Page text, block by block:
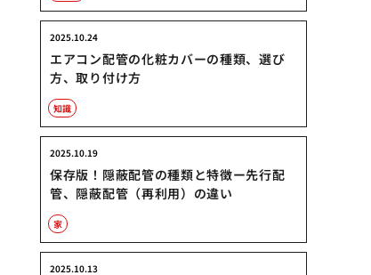
エアコン配管の化粧カバーの種類、選び
方、取り付け方
2025.10.24
知識
保存版！隠蔽配管の種類と特徴ー先行配
管、隠蔽配管（再利用）の違い
2025.10.19
家
2025.10.13